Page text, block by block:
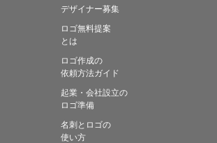
デザイナー募集
ロゴ無料提案
とは
ロゴ作成の
依頼方法ガイド
起業・会社設立の
ロゴ準備
名刺とロゴの
使い方